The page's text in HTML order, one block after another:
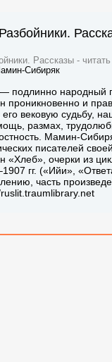
Рассказы -
Сибиряк
подлинно народный
проникновенно и
его вековую судьбу,
размах,
Мамин-
писателей
«Хлеб», очерки из
гг. («Ийи»,
часть
ruslit.traumlibrary.net